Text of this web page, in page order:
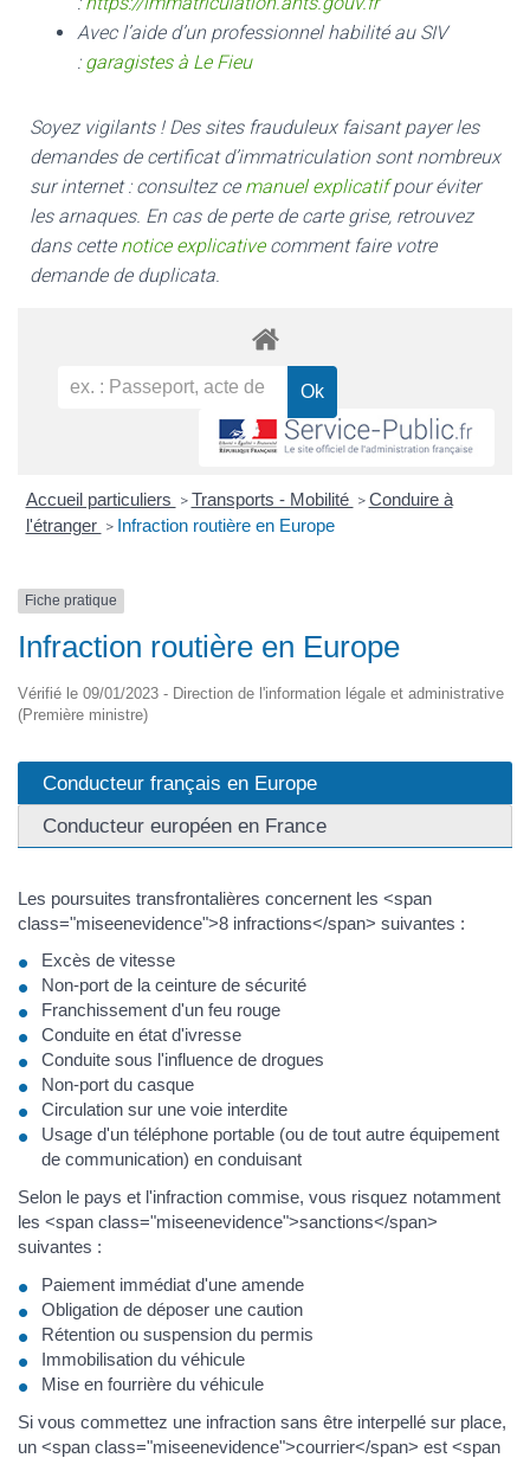
Avec l’aide d’un professionnel habilité au SIV
: garagistes à Le Fieu
Soyez vigilants ! Des sites frauduleux faisant payer les
demandes de certificat d’immatriculation sont nombreux
sur internet : consultez ce manuel explicatifpour éviter
les arnaques. En cas de perte de carte grise, retrouvez
dans cette notice explicativecomment faire votre
demande de duplicata.
Accueil particuliers > Transports - Mobilité > Conduire à
l'étranger > Infraction routière en Europe
Fiche pratique
Infraction routière en Europe
Vérifié le 09/01/2023 - Direction de l'information légale et administrative
(Première ministre)
Conducteur français en Europe
Conducteur européen en France
Les poursuites transfrontalières concernent les <span
class="miseenevidence">8 infractions</span> suivantes :
Excès de vitesse
Non-port de la ceinture de sécurité
Franchissement d'un feu rouge
Conduite en état d'ivresse
Conduite sous l'influence de drogues
Non-port du casque
Circulation sur une voie interdite
Usage d'un téléphone portable (ou de tout autre équipement
de communication) en conduisant
Selon le pays et l'infraction commise, vous risquez notamment
les <span class="miseenevidence">sanctions</span>
suivantes :
Paiement immédiat d'une amende
Obligation de déposer une caution
Rétention ou suspension du permis
Immobilisation du véhicule
Mise en fourrière du véhicule
Si vous commettez une infraction sans être interpellé sur place,
un <span class="miseenevidence">courrier</span> est <span